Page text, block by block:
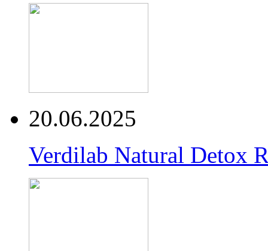
20.06.2025
Verdilab Natural Detox